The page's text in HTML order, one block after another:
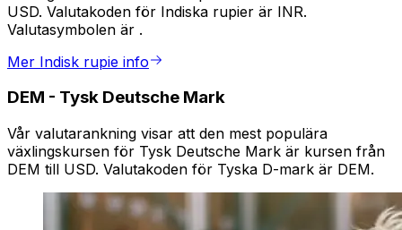
USD. Valutakoden för Indiska rupier är INR.
Valutasymbolen är ₹.
Mer Indisk rupie info
DEM - Tysk Deutsche Mark
Vår valutarankning visar att den mest populära
växlingskursen för Tysk Deutsche Mark är kursen från
DEM till USD. Valutakoden för Tyska D-mark är DEM.